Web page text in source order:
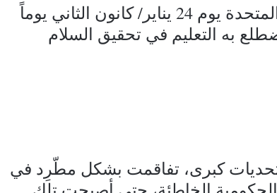
وقد اختارت الجمعية العامة للأمم المتحدة يوم 24 يناير/ كانون الثاني يوماً
به التعليم في تحقيق السلام
تحديات كبرى، تفاقمت بشكل مطّرِد في